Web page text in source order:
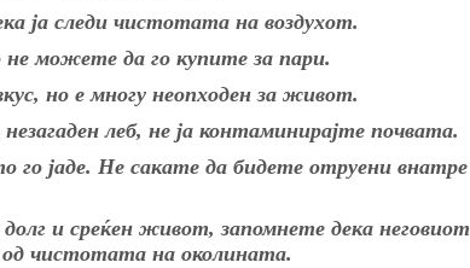
ја следи чистотата на воздухот.
можете да го купите за пари.
но е многу неопходен за живот.
леб, не ја контаминирајте почвата.
јаде. Не сакате да бидете отруени внатре
и среќен живот, запомнете дека неговиот
чистотата на околината.